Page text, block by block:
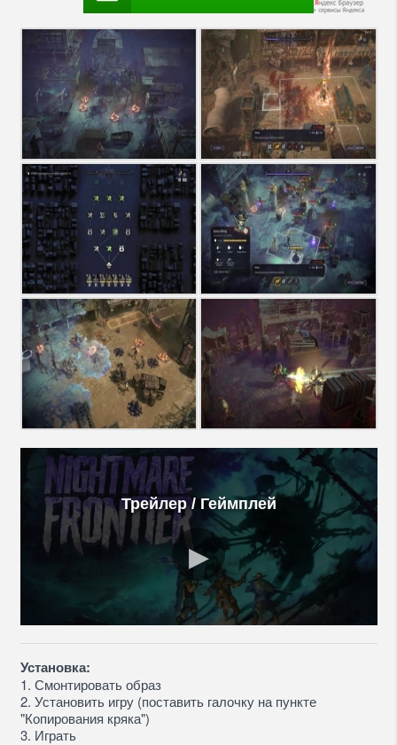
Трейлер / Геймплей
Установка:
1. Смонтировать образ
2. Установить игру (поставить галочку на пункте
"Копирования кряка")
3. Играть